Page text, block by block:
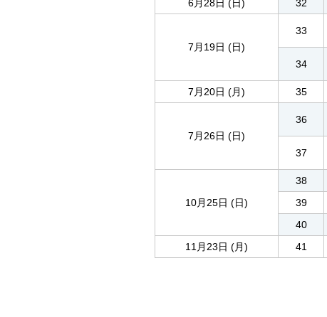
6月28日 (日)
32
7月19日 (日)
33
34
7月20日 (月) 35
7月26日 (日)
36
37
10月25日 (日)
38
39
40
11月23日 (月)
41